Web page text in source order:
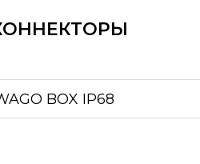
WAGO BOX IP68